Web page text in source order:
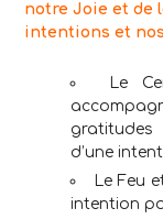
notre Joie et de
intentions et
Le
gratitudes
d’une
Le Feu
intention